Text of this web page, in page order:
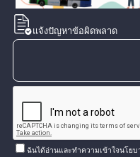
แจ้งปัญหาข้อผิดพลาด
ฉันได้อ่านและทำความเข้าใจนโย